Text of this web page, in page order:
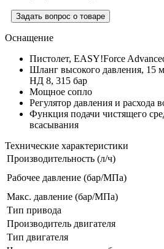
Задать вопрос о товаре
Оснащение
Пистолет, EASY!Force
Шланг высокого давления, 15
НД 8, 315 бар
Мощное сопло
Регулятор давления и расхода
Функция подачи чистящего
всасывания
Технические характеристики
Производительность (л/ч)
Рабочее давление (бар/МПа)
Макс. давление (бар/МПа)
Тип привода
Производитель двигателя
Тип двигателя